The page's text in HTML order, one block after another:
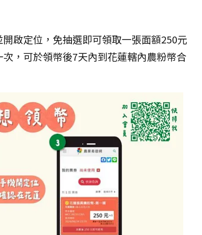
啟定位，免抽選即可領取一張面額250元
，可於領幣後7天內到花蓮轄內農粉幣合